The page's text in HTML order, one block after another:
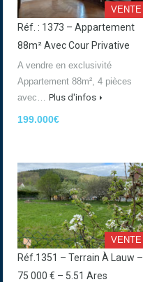
VENTE
Réf. : 1373 – Appartement
88m² Avec Cour Privative
A vendre en exclusivité
Appartement 88m², 4 pièces
avec… Plus d'infos
199.000€
VENTE
Réf.1351 – Terrain À Lauw –
75 000 € – 5.51 Ares